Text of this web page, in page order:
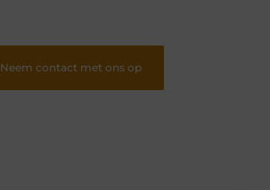
Neem contact met ons op